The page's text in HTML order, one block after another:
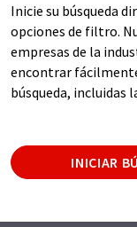
Inicie su búsqueda
opciones de filtro.
empresas de la
encontrar
búsqueda, incluidas
INICIAR